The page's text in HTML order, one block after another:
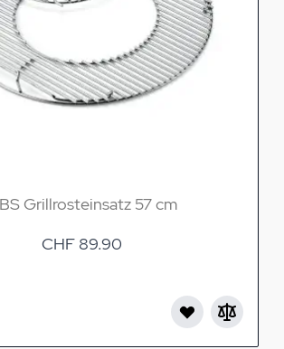
Grillrosteinsatz 57 cm
CHF 89.90